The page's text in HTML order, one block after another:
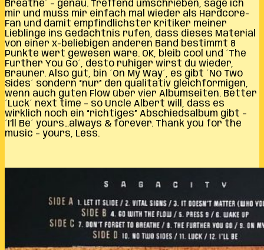
Breathe´ – genau. Treffend umschrieben, sage ich
mir und muss mir einfach mal wieder als Hardcore-
Fan und damit empfindlichster Kritiker meiner
Lieblinge ins Gedächtnis rufen, dass dieses Material
von einer x-beliebigen anderen Band bestimmt 8
Punkte wert gewesen wäre. OK, bleib cool und ´The
Further You Go´, desto ruhiger wirst du wieder,
Brauner. Also gut, bin ´On My Way´, es gibt ´No Two
Sides´ sondern “nur” den qualitativ gleichförmigen,
wenn auch guten Flow über vier Albumseiten. Better
´Luck´ next time – so Uncle Albert will, dass es
wirklich noch ein “richtiges” Abschiedsalbum gibt –
´I’ll Be´ yours…always & forever. Thank you for the
music – yours, Less.